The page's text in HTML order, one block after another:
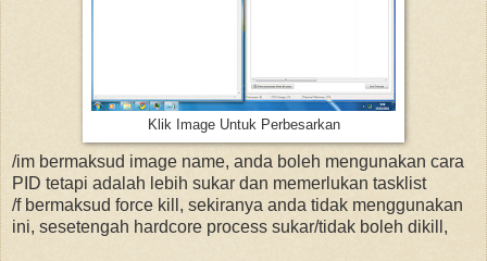
Klik Image Untuk Perbesarkan
/im bermaksud image name, anda boleh mengunakan cara
PID tetapi adalah lebih sukar dan memerlukan tasklist
/f bermaksud force kill, sekiranya anda tidak menggunakan
ini, sesetengah hardcore process sukar/tidak boleh dikill,